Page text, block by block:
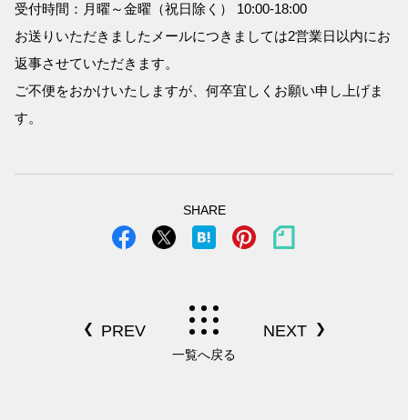
受付時間：月曜～金曜（祝日除く） 10:00-18:00
お送りいただきましたメールにつきましては2営業日以内にお
返事させていただきます。
ご不便をおかけいたしますが、何卒宜しくお願い申し上げま
す。
SHARE
一覧へ戻る